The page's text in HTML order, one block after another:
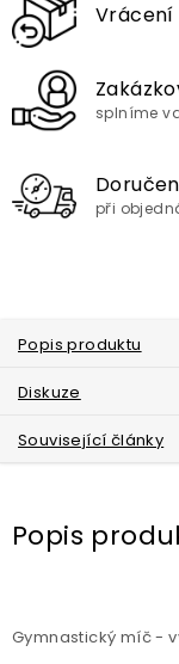
Vrácení
splníme
při
Popis produktu
Diskuze
Související články
Popis
Gymnastický míč -